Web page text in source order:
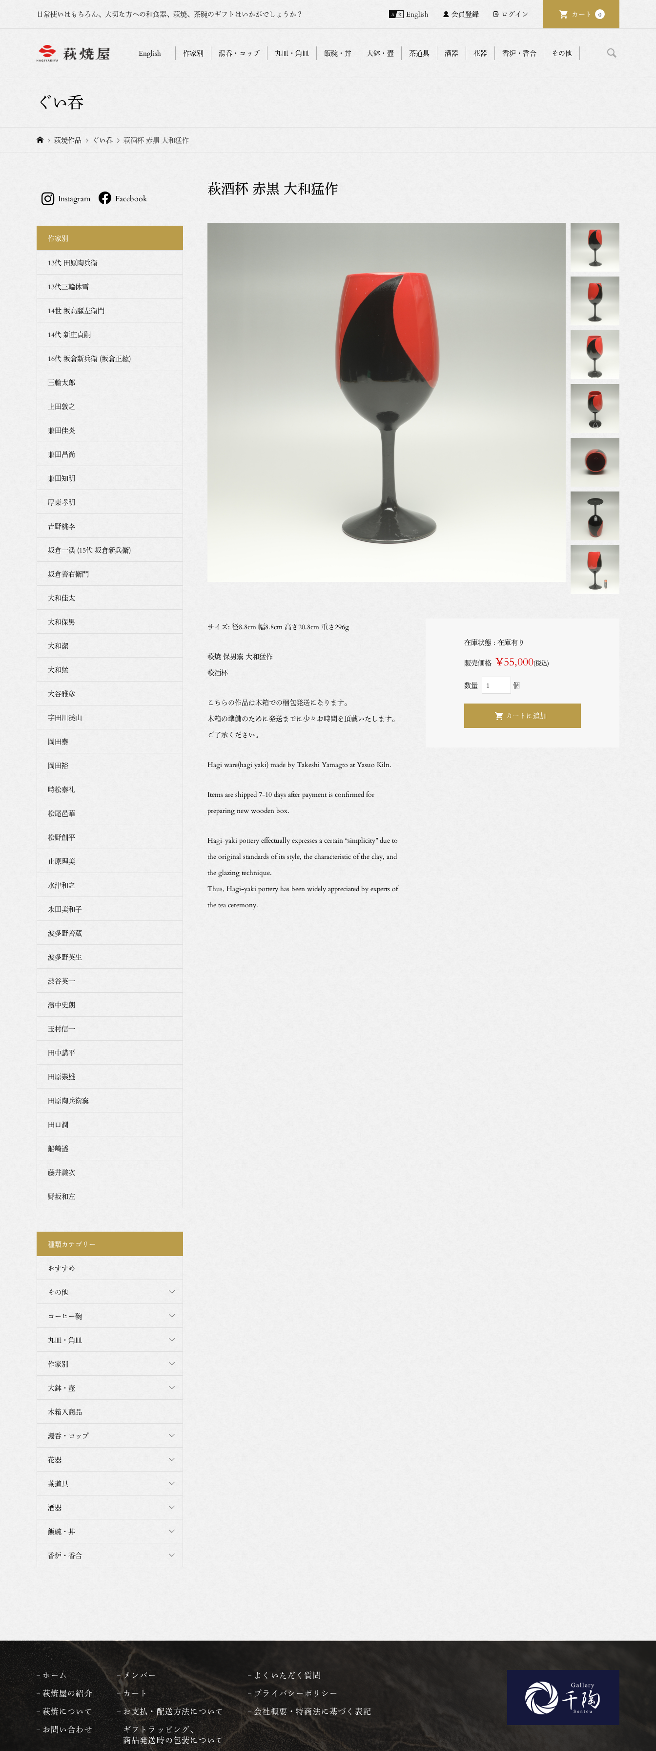
日常使いはもちろん、大切な方への和食器、萩焼、茶碗のギフトはいかがでしょうか？ English 会員登録 ログイン カート 0
English 作家別 湯呑・コップ 丸皿・角皿 飯碗・丼 大鉢・壷 茶道具 酒器 花器 香炉・香合 その他
ぐい呑
萩焼作品 ぐい呑 萩酒杯 赤黒 大和猛作
萩酒杯 赤黒 大和猛作
サイズ: 径8.8cm 幅8.8cm 高さ20.8cm 重さ296g
萩焼 保男窯 大和猛作
萩酒杯
こちらの作品は木箱での梱包発送になります。
木箱の準備のために発送までに少々お時間を頂戴いたします。
ご了承ください。
Hagi ware(hagi yaki) made by Takeshi Yamagto at Yasuo Kiln.
Items are shipped 7-10 days after payment is confirmed for
preparing new wooden box.
Hagi-yaki pottery effectually expresses a certain “simplicity” due to
the original standards of its style, the characteristic of the clay, and
the glazing technique.
Thus, Hagi-yaki pottery has been widely appreciated by experts of
the tea ceremony.
在庫状態 : 在庫有り
販売価格 ¥55,000(税込)
数量 個
Instagram Facebook
作家別
13代 田原陶兵衛
13代三輪休雪
14世 坂高麗左衛門
14代 新庄貞嗣
16代 坂倉新兵衛 (坂倉正紘)
三輪太郎
上田敦之
兼田佳炎
兼田昌尚
兼田知明
厚東孝明
吉野桃李
坂倉一渓 (15代 坂倉新兵衛)
坂倉善右衛門
大和佳太
大和保男
大和潔
大和猛
大谷雅彦
宇田川渓山
岡田泰
岡田裕
時松泰礼
松尾邑華
松野創平
止原理美
水津和之
永田美和子
波多野善蔵
波多野英生
渋谷英一
濱中史朗
玉村信一
田中講平
田原崇雄
田原陶兵衛窯
田口潤
船崎透
藤井謙次
野坂和左
種類カテゴリー
おすすめ
その他
コーヒー碗
丸皿・角皿
作家別
大鉢・壺
木箱入商品
湯呑・コップ
花器
茶道具
酒器
飯碗・丼
香炉・香合
ホーム
萩焼屋の紹介
萩焼について
お問い合わせ
メンバー
カート
お支払・配送方法について
ギフトラッピング、
商品発送時の包装について
よくいただく質問
プライバシーポリシー
会社概要・特商法に基づく表記